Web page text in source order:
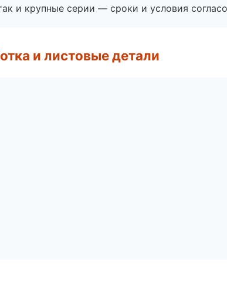
и крупные серии — сроки и условия
и листовые детали